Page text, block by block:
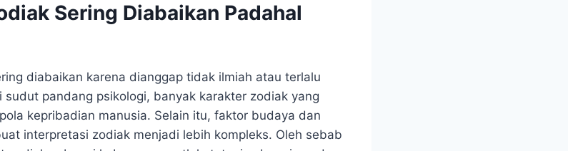
Sering Diabaikan Padahal
diabaikan karena dianggap tidak ilmiah atau terlalu
pandang psikologi, banyak karakter zodiak yang
kepribadian manusia. Selain itu, faktor budaya dan
interpretasi zodiak menjadi lebih kompleks. Oleh sebab